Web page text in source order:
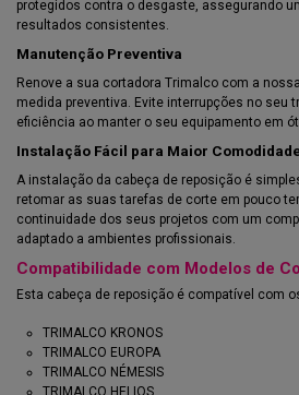
protegidos contra o desgaste, assegurando
resultados consistentes.
Manutenção Preventiva
Renove a sua cortadora Trimalco com a
medida preventiva. Evite interrupções no seu
eficiência ao manter o seu equipamento em
Instalação Fácil para Maior
A instalação da cabeça de reposição é
retomar as suas tarefas de corte em pouco
continuidade dos seus projetos com um
adaptado a ambientes profissionais.
Compatibilidade com Modelos de
Esta cabeça de reposição é compatível com
TRIMALCO KRONOS
TRIMALCO EUROPA
TRIMALCO NÉMESIS